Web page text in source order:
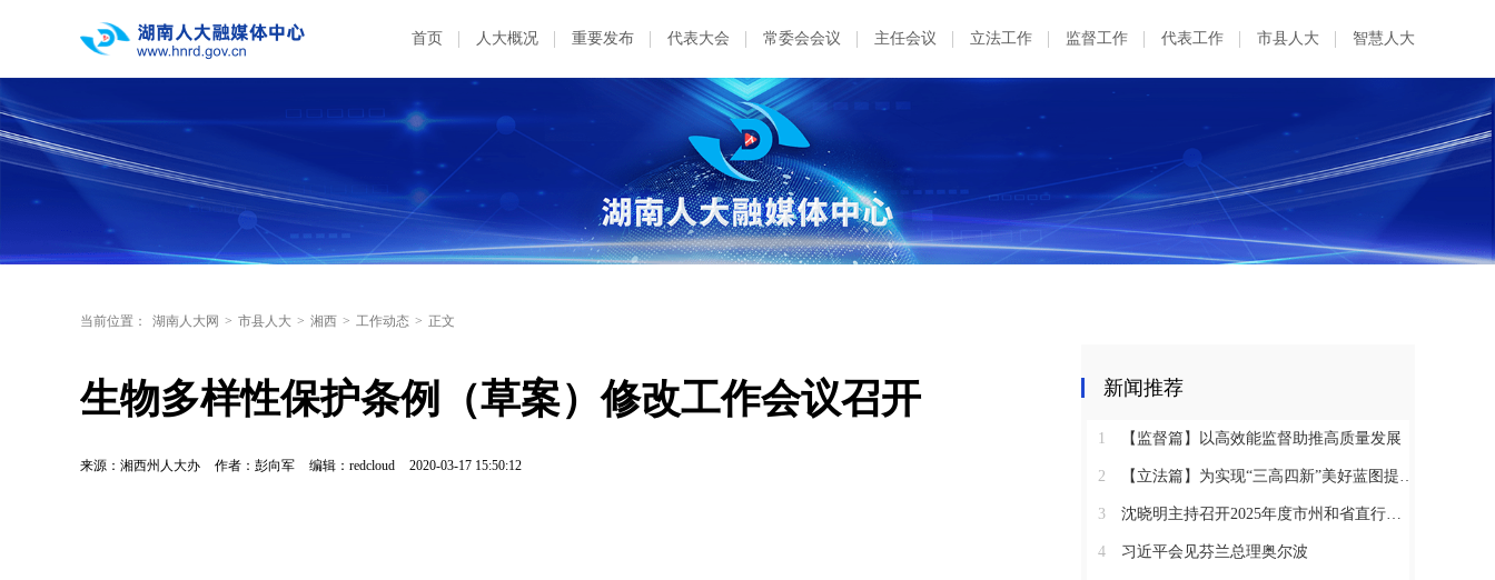
首页 人大概况 重要发布 代表大会 常委会会议 主任会议 立法工作 监督工作 代表工作 市县人大 智慧人大
当前位置： 湖南人大网 > 市县人大 > 湘西 > 工作动态 > 正文
生物多样性保护条例（草案）修改工作会议召开
来源：湘西州人大办 作者：彭向军 编辑：redcloud 2020-03-17 15:50:12
新闻推荐
1 【监督篇】以高效能监督助推高质量发展
2 【立法篇】为实现“三高四新”美好蓝图提供坚实法治保障
3 沈晓明主持召开2025年度市州和省直行业系统党（工）委书记抓基层党建工作述职评议会议
4 习近平会见芬兰总理奥尔波